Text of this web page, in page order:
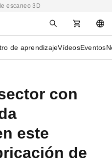
escaneo 3D
de aprendizajeVídeosEventos
con
este
de